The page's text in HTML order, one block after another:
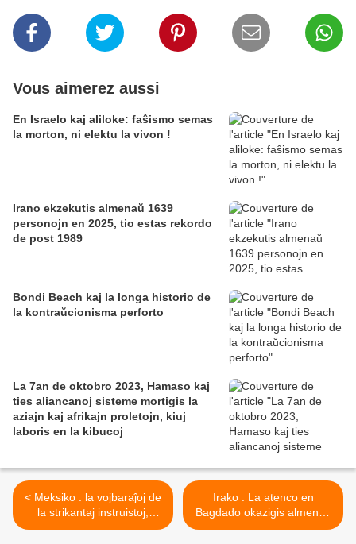
Vous aimerez aussi
En Israelo kaj aliloke: faŝismo semas
la morton, ni elektu la vivon !
Irano ekzekutis almenaŭ 1639
personojn en 2025, tio estas rekordo
de post 1989
Bondi Beach kaj la longa historio de
la kontraŭcionisma perforto
La 7an de oktobro 2023, Hamaso kaj
ties aliancanoj sisteme mortigis la
aziajn kaj afrikajn proletojn, kiuj
laboris en la kibucoj
< Meksiko : la vojbaraĵoj de
la strikantaj instruistoj,
devigas la registaron sendi
Irako : La atenco en
Bagdado okazigis almenaŭ
213 mortintojn kaj 200